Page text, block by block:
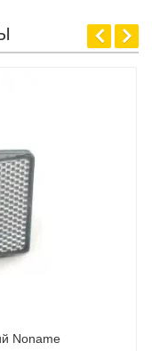
Noname